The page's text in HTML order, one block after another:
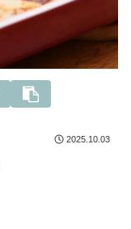
2025.10.03